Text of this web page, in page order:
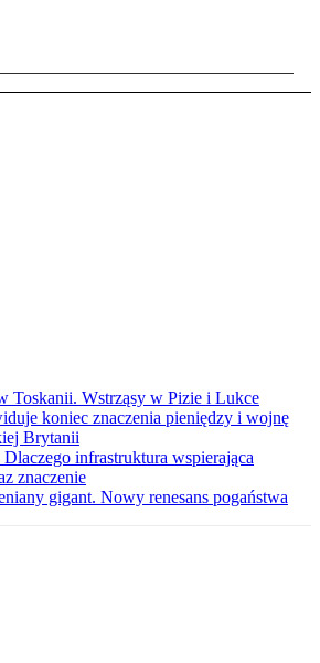
Toskanii. Wstrząsy w Pizie i Lukce
koniec znaczenia pieniędzy i wojnę
Brytanii
infrastruktura wspierająca
znaczenie
gigant. Nowy renesans pogaństwa